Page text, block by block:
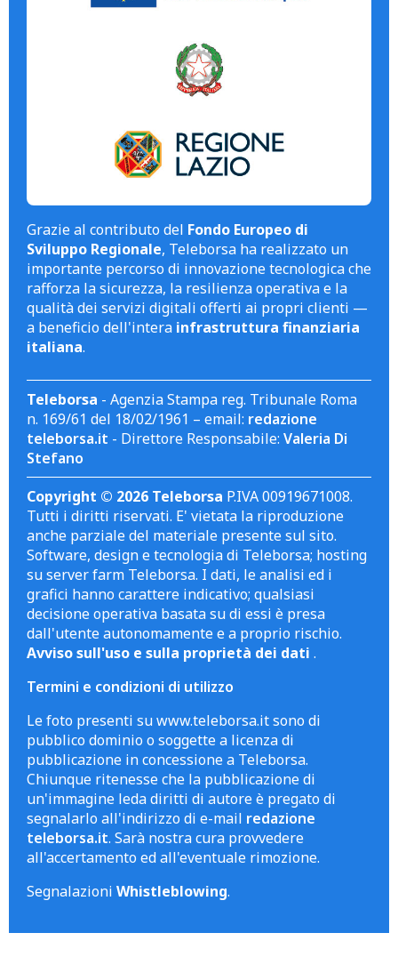
Grazie al contributo del Fondo Europeo di
Sviluppo Regionale, Teleborsa ha realizzato un
importante percorso di innovazione tecnologica che
rafforza la sicurezza, la resilienza operativa e la
qualità dei servizi digitali offerti ai propri clienti —
a beneficio dell'intera infrastruttura finanziaria
italiana.
Teleborsa - Agenzia Stampa reg. Tribunale Roma
n. 169/61 del 18/02/1961 – email: redazione
teleborsa.it - Direttore Responsabile: Valeria Di
Stefano
Copyright © 2026 Teleborsa P.IVA 00919671008.
Tutti i diritti riservati. E' vietata la riproduzione
anche parziale del materiale presente sul sito.
Software, design e tecnologia di Teleborsa; hosting
su server farm Teleborsa. I dati, le analisi ed i
grafici hanno carattere indicativo; qualsiasi
decisione operativa basata su di essi è presa
dall'utente autonomamente e a proprio rischio.
Avviso sull'uso e sulla proprietà dei dati .
Termini e condizioni di utilizzo
Le foto presenti su www.teleborsa.it sono di
pubblico dominio o soggette a licenza di
pubblicazione in concessione a Teleborsa.
Chiunque ritenesse che la pubblicazione di
un'immagine leda diritti di autore è pregato di
segnalarlo all'indirizzo di e-mail redazione
teleborsa.it. Sarà nostra cura provvedere
all'accertamento ed all'eventuale rimozione.
Segnalazioni Whistleblowing.